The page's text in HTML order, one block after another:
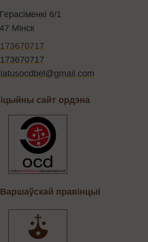
6/1
Мінск
сайт ордэна
правінцыі